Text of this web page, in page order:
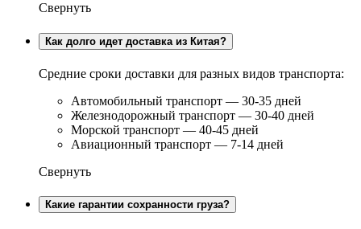
Свернуть
Как долго идет доставка из Китая?
Средние сроки доставки для разных видов транспорта:
Автомобильный транспорт — 30-35 дней
Железнодорожный транспорт — 30-40 дней
Морской транспорт — 40-45 дней
Авиационный транспорт — 7-14 дней
Свернуть
Какие гарантии сохранности груза?